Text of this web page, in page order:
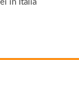
Forlì
in Italia